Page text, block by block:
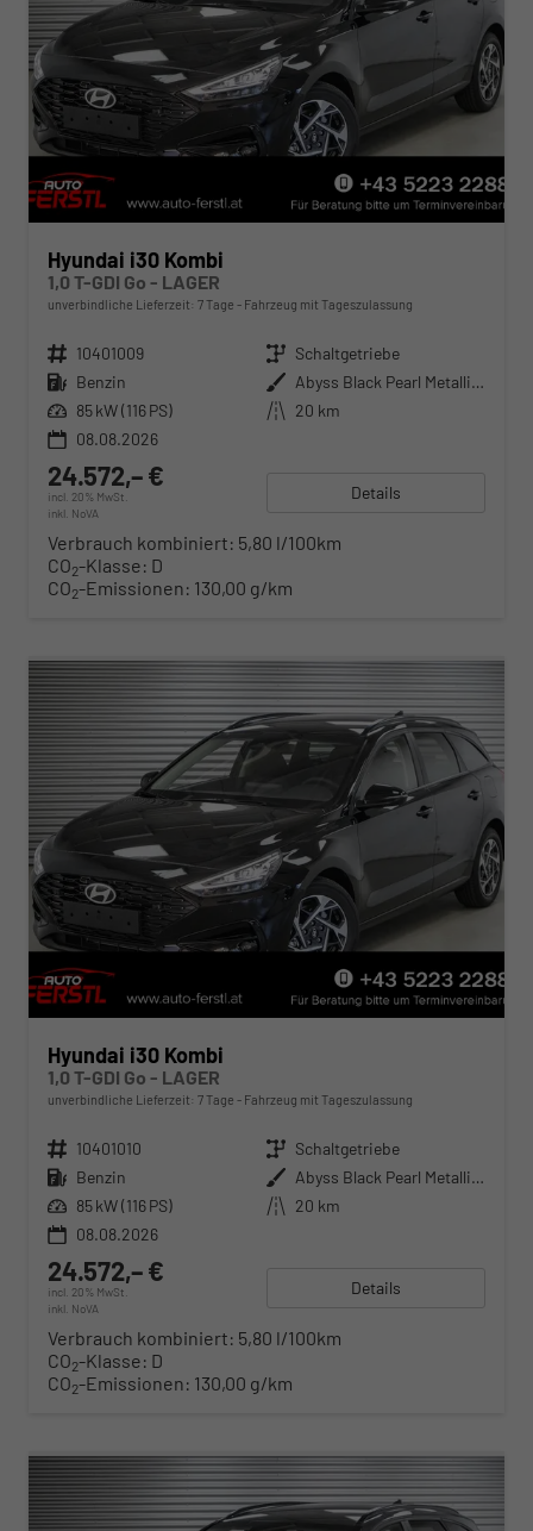
Hyundai i30 Kombi
1,0 T-GDI Go - LAGER
unverbindliche Lieferzeit: 7 Tage Fahrzeug mit Tageszulassung
Fahrzeugnr. 10401009 Getriebe Schaltgetriebe
Kraftstoff Benzin Außenfarbe
Abyss Black Pearl Metallic ()
Leistung 85 kW (116 PS) Kilometerstand 20 km
08.08.2026
24.572,– €
incl. 20% MwSt.
inkl. NoVA
Details
Verbrauch kombiniert: 5,80 l/100km
CO2-Klasse: D
CO2-Emissionen: 130,00 g/km
Hyundai i30 Kombi
1,0 T-GDI Go - LAGER
unverbindliche Lieferzeit: 7 Tage Fahrzeug mit Tageszulassung
Fahrzeugnr. 10401010 Getriebe Schaltgetriebe
Kraftstoff Benzin Außenfarbe
Abyss Black Pearl Metallic ()
Leistung 85 kW (116 PS) Kilometerstand 20 km
08.08.2026
24.572,– €
incl. 20% MwSt.
inkl. NoVA
Details
Verbrauch kombiniert: 5,80 l/100km
CO2-Klasse: D
CO2-Emissionen: 130,00 g/km